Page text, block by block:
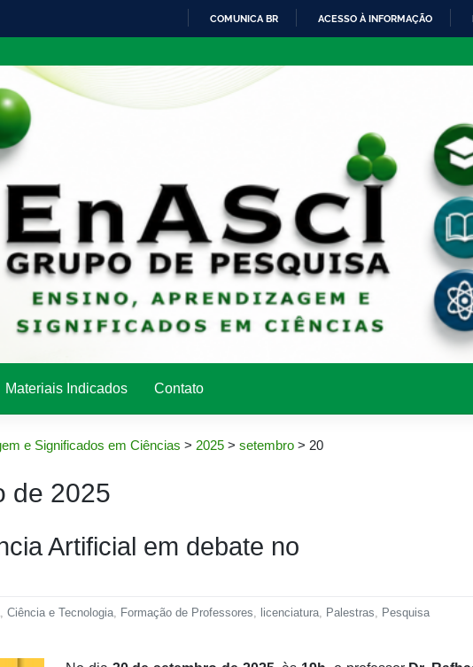
CONTEÚDO
COMUNICA BR ACESSO À INFORMAÇÃO
Materiais Indicados Contato
e Significados em Ciências > 2025 > setembro > 20
de 2025
Artificial em debate no
, Ciência e Tecnologia, Formação de Professores, licenciatura, Palestras, Pesquisa